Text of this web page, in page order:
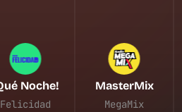
Noche!
Felicidad
MasterMix
MegaMix